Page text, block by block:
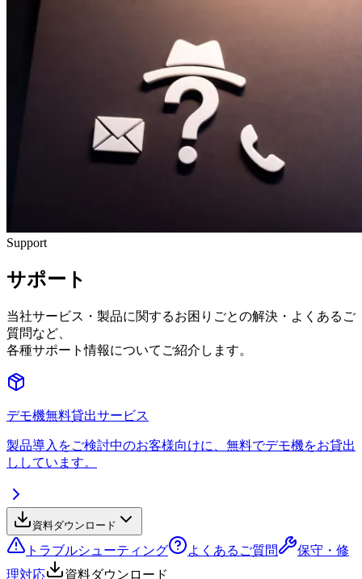
Support
サポート
当社サービス・製品に関するお困りごとの解決・よくあるご
質問など、
各種サポート情報についてご紹介します。
デモ機無料貸出サービス
製品導入をご検討中のお客様向けに、無料でデモ機をお貸出
ししています。
資料ダウンロード
トラブルシューティング よくあるご質問
保守・修
理対応
資料ダウンロード